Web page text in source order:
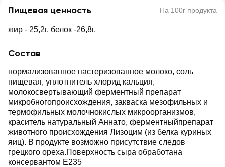
Пищевая ценность На 100г продукта
жир - 25,2г, белок -26,8г.
Состав
нормализованное пастеризованное молоко, соль
пищевая, уплотнитель хлорид кальция,
молокосвертывающий ферментный препарат
микробногопроисхождения, закваска мезофильных и
термофильных молочнокислых микроорганизмов,
краситель натуральный Аннато, ферментныйпрепарат
животного происхождения Лизоцим (из белка куриных
яиц). В продукте возможно присутствие следов
грецкого ореха.Поверхность сыра обработана
консервантом Е235